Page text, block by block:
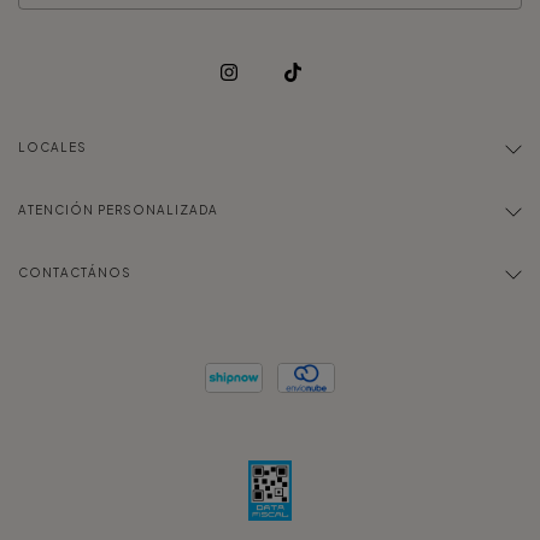
LOCALES
ATENCIÓN PERSONALIZADA
CONTACTÁNOS